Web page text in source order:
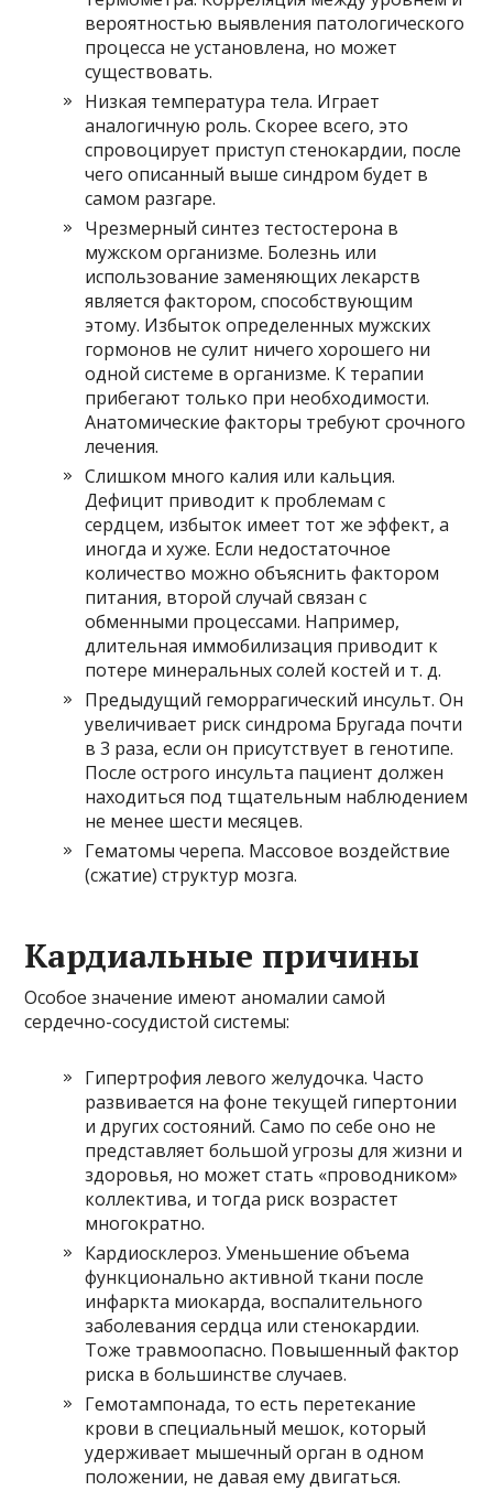
вероятностью выявления патологического
процесса не установлена, но может
существовать.
Низкая температура тела. Играет
аналогичную роль. Скорее всего, это
спровоцирует приступ стенокардии, после
чего описанный выше синдром будет в
самом разгаре.
Чрезмерный синтез тестостерона в
мужском организме. Болезнь или
использование заменяющих лекарств
является фактором, способствующим
этому. Избыток определенных мужских
гормонов не сулит ничего хорошего ни
одной системе в организме. К терапии
прибегают только при необходимости.
Анатомические факторы требуют срочного
лечения.
Слишком много калия или кальция.
Дефицит приводит к проблемам с
сердцем, избыток имеет тот же эффект, а
иногда и хуже. Если недостаточное
количество можно объяснить фактором
питания, второй случай связан с
обменными процессами. Например,
длительная иммобилизация приводит к
потере минеральных солей костей и т. д.
Предыдущий геморрагический инсульт. Он
увеличивает риск синдрома Бругада почти
в 3 раза, если он присутствует в генотипе.
После острого инсульта пациент должен
находиться под тщательным наблюдением
не менее шести месяцев.
Гематомы черепа. Массовое воздействие
(сжатие) структур мозга.
Кардиальные причины
Особое значение имеют аномалии самой
сердечно-сосудистой системы:
Гипертрофия левого желудочка. Часто
развивается на фоне текущей гипертонии
и других состояний. Само по себе оно не
представляет большой угрозы для жизни и
здоровья, но может стать «проводником»
коллектива, и тогда риск возрастет
многократно.
Кардиосклероз. Уменьшение объема
функционально активной ткани после
инфаркта миокарда, воспалительного
заболевания сердца или стенокардии.
Тоже травмоопасно. Повышенный фактор
риска в большинстве случаев.
Гемотампонада, то есть перетекание
крови в специальный мешок, который
удерживает мышечный орган в одном
положении, не давая ему двигаться.